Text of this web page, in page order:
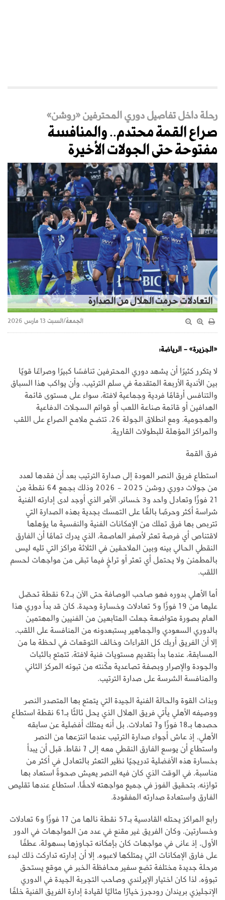
رحلة داخل تفاصيل دوري المحترفين «روشن»
صراع القمة محتدم.. والمنافسة
مفتوحة حتى الجولات الأخيرة
التعادلات حرمت الهلال من الصدارة
الجمعة/السبت 13 مارس 2026
«الجزيرة» - الرياضة:
لا يتكرر كثيرًا أن يشهد دوري المحترفين تنافسًا كبيرًا وصراعًا قويًا
بين الأندية الأربعة المتقدمة في سلم الترتيب، وأن يواكب هذا السباق
والتنافس أرقامًا فردية وجماعية لافتة، سواء على مستوى قائمة
الهدافين أو قائمة صناعة اللعب أو قوائم السجلات الدفاعية
والهجومية. ومع انطلاق الجولة 26، تتضح ملامح الصراع على اللقب
والمراكز المؤهلة للبطولات القارية.
فرق القمة
استطاع فريق النصر العودة إلى صدارة الترتيب بعد أن فقدها لعدد
من جولات دوري روشن 2025 - 2026 وذلك بجمع 64 نقطة من
21 فوزًا وتعادل واحد و3 خسائر، الأمر الذي أوجد لدى إدارته الفنية
شراسة أكثر وحرصًا بالغًا على التمسك بجدية بهذه الصدارة التي
تتربص بها فرق تملك من الإمكانات الفنية والنفسية ما يؤهلها
لاقتناص أي فرصة تعثر لأصفر العاصمة، الذي يدرك تمامًا أن الفارق
النقطي الحالي بينه وبين الملاحقين في الثلاثة مراكز التي تليه ليس
بالمطمئن ولا يحتمل أي تعثر أو تراخٍ فيما تبقى من مواجهات لحسم
اللقب.
أما الأهلي بدوره فهو صاحب الوصافة حتى الآن بـ62 نقطة تحصّل
عليها من 19 فوزًا و5 تعادلات وخسارة وحيدة، كان قد بدأ دوري هذا
العام بصورة متواضعة جعلت المتابعين من الفنيين والمهتمين
بالدوري السعودي والجماهير يستبعدونه من المنافسة على اللقب،
إلا أن الفريق أربك كل القراءات وخالف التوقعات في لحظة ما من
المسابقة، عندما بدأ بتقديم مستويات فنية لافتة، تتمتع بالثبات
والجودة والإصرار وبصفة تصاعدية مكّنته من تبوئه المركز الثاني
والمنافسة الشرسة على صدارة الترتيب.
وبذات القوة والحالة الفنية الجيدة التي يتمتع بها المتصدر النصر
ووصيفه الأهلي يأتي فريق الهلال الذي يحل ثالثًا بـ61 نقطة استطاع
حصدها بـ18 فوزًا و7 تعادلات، بل أنه يمتلك أفضلية عن سابقه
الأهلي، إذ عاش أجواء صدارة الترتيب عندما انتزعها من النصر
واستطاع أن يوسع الفارق النقطي معه إلى 7 نقاط، قبل أن يبدأ
بخسارة هذه الأفضلية تدريجيًا نظير التعثر بالتعادل في أكثر من
مناسبة، في الوقت الذي كان فيه النصر يعيش صحوةً استعاد بها
توازنه، بتحقيق الفوز في جميع مواجهته لاحقًا، استطاع عندها تقليص
الفارق واستعادة صدارته المفقودة.
رابع المراكز يحتله القادسية بـ57 نقطة نالها من 17 فوزًا و6 تعادلات
وخسارتين، وكان الفريق غير مقنع في عدد من المواجهات في الدور
الأول، إذ عانى في مواجهات كان بإمكانه تجاوزها بسهولة، عطفًا
على فارق الإمكانات التي يمتلكها لاعبوه، إلا أن إدارته تداركت ذلك لبدء
مرحلة جديدة مختلفة تضع سفير محافظة الخبر في موقع يستحق
تبوؤه، لذا كان اختيار الإيرلندي وصاحب التجربة الجيدة في الدوري
الإنجليزي بريندان رودجرز خيارًا مثاليًا لقيادة إدارة الفريق الفنية خلفًا